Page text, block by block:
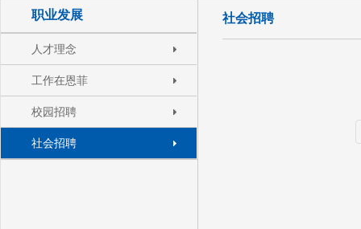
职业发展
人才理念
工作在恩菲
校园招聘
社会招聘
社会招聘